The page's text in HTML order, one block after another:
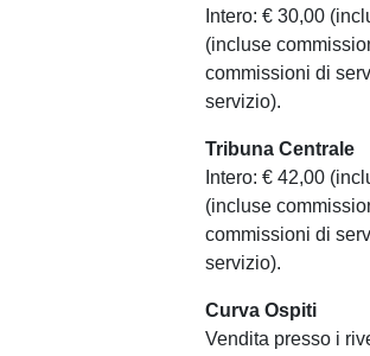
Intero: € 30,00
(incluse
commissioni di
servizio).
Tribuna Centrale
Intero: € 42,00
(incluse
commissioni di
servizio).
Curva Ospiti
Vendita presso i